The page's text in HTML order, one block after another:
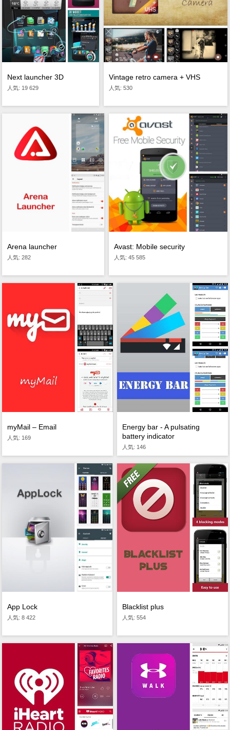
Next launcher 3D
人気: 19 629
Vintage retro camera + VHS
人気: 530
Arena launcher
人気: 282
Avast: Mobile security
人気: 45 585
myMail – Email
人気: 169
Energy bar - A pulsating
battery indicator
人気: 146
App Lock
人気: 8 422
Blacklist plus
人気: 554